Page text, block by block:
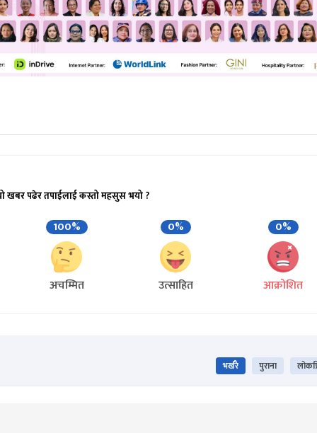
खबर पढेर तपाईलाई कस्तो महसुस भयो ?
100%
अचम्मित
0%
उत्साहित
0%
आक्रोशित
भर्खरै पुराना